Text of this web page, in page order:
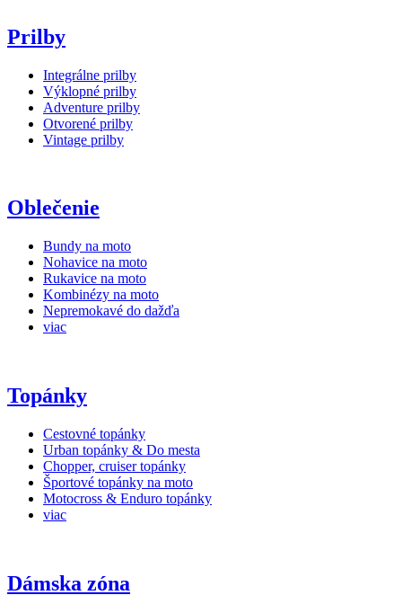
Prilby
Integrálne prilby
Výklopné prilby
Adventure prilby
Otvorené prilby
Vintage prilby
Oblečenie
Bundy na moto
Nohavice na moto
Rukavice na moto
Kombinézy na moto
Nepremokavé do dažďa
viac
Topánky
Cestovné topánky
Urban topánky & Do mesta
Chopper, cruiser topánky
Športové topánky na moto
Motocross & Enduro topánky
viac
Dámska zóna